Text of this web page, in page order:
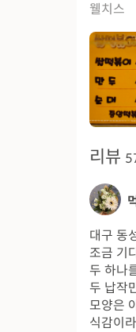
웰치스
리뷰
대구 동
조금 기
두 하나
두 납작
모양은
식감이